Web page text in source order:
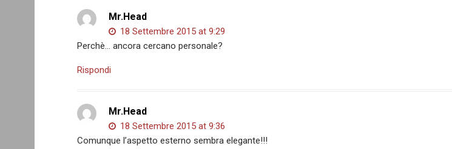
Mr.Head
18 Settembre 2015 at 9:29
Perchè… ancora cercano personale?
Rispondi
Mr.Head
18 Settembre 2015 at 9:36
Comunque l’aspetto esterno sembra elegante!!!